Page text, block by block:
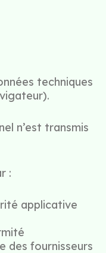
techniques
n’est transmis
:
applicative
des fournisseurs